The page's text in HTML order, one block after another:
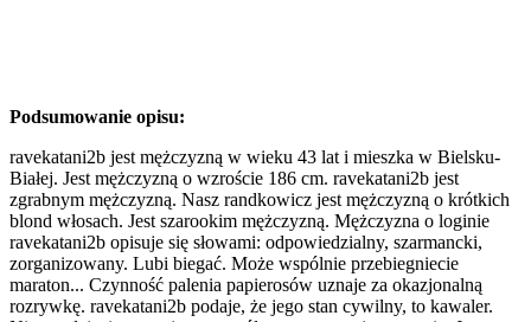
Podsumowanie opisu:
ravekatani2b jest mężczyzną w wieku 43 lat i mieszka w Bielsku-
Białej. Jest mężczyzną o wzroście 186 cm. ravekatani2b jest
zgrabnym mężczyzną. Nasz randkowicz jest mężczyzną o krótkich
blond włosach. Jest szarookim mężczyzną. Mężczyzna o loginie
ravekatani2b opisuje się słowami: odpowiedzialny, szarmancki,
zorganizowany. Lubi biegać. Może wspólnie przebiegniecie
maraton... Czynność palenia papierosów uznaje za okazjonalną
rozrywkę. ravekatani2b podaje, że jego stan cywilny, to kawaler.